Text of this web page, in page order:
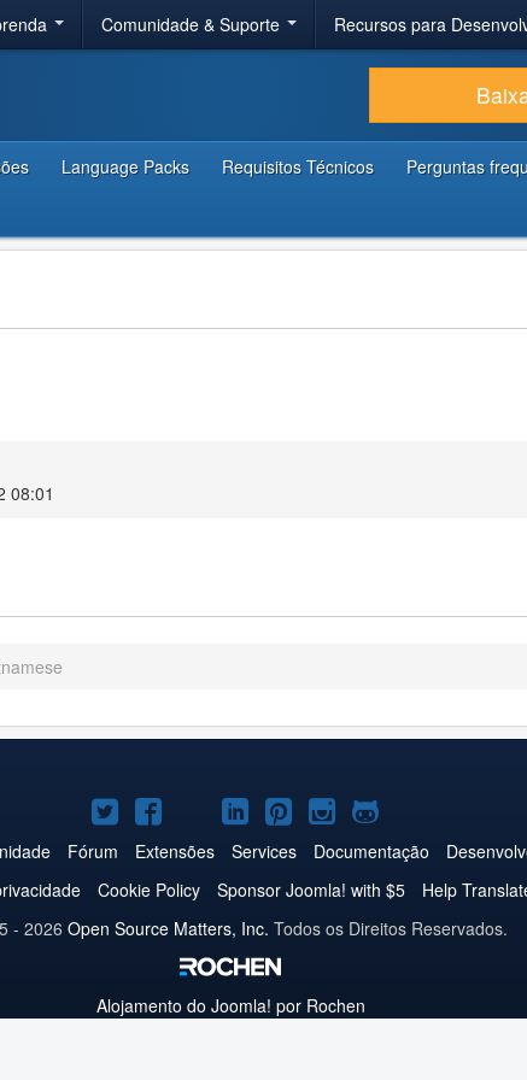
Comunidade & Suporte Recursos para
Language Packs Requisitos Técnicos Perguntas
08:01
Joomla!
no
Twitter
Joomla!
no
Facebook
Joomla!
no
YouTube
Joomla!
no
LinkedIn
Joomla!
no
Pinterest
Joomla!
no
Instagram
Joomla!
no
GitHub
Fórum Extensões Services Documentação
Cookie Policy Sponsor Joomla! with $5 Help
- 2026 Open Source Matters, Inc. Todos os Direitos Reservados.
Alojamento do Joomla! por Rochen